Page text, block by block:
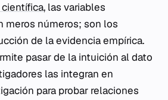
, las variables
meros números; son los
de la evidencia empírica.
pasar de la intuición al dato
las integran en
para probar relaciones